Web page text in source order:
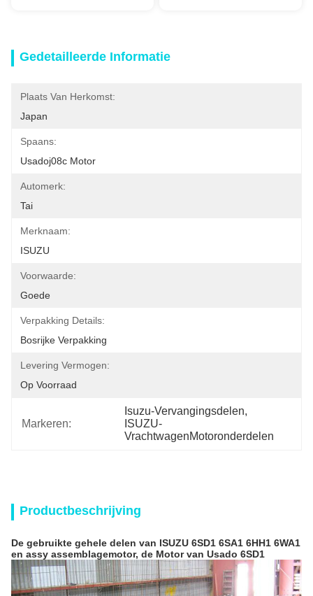
Gedetailleerde Informatie
Plaats Van Herkomst:
Japan
Spaans:
Usadoj08c Motor
Automerk:
Tai
Merknaam:
ISUZU
Voorwaarde:
Goede
Verpakking Details:
Bosrijke Verpakking
Levering Vermogen:
Op Voorraad
Markeren:
Isuzu-Vervangingsdelen,
ISUZU-
VrachtwagenMotoronderdelen
Productbeschrijving
De gebruikte gehele delen van ISUZU 6SD1 6SA1 6HH1 6WA1
en assy assemblagemotor, de Motor van Usado 6SD1